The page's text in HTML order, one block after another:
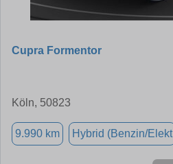
Cupra Formentor
Köln, 50823
9.990 km Hybrid (Benzin/Elekt